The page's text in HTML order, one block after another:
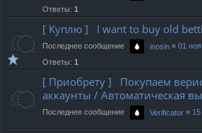
Ответы: 1
[ Куплю ] I want to buy old
Последнее сообщение inosin « 01
Ответы: 1
[ Приобрету ] Покупаем
аккаунты / Автоматическая
Последнее сообщение Verificator «